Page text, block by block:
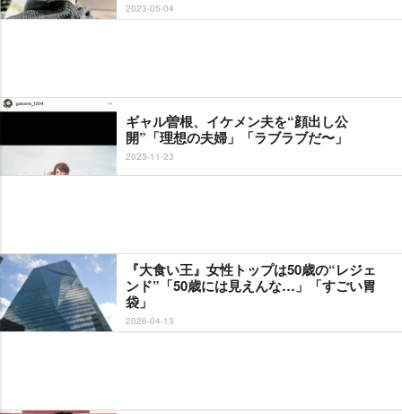
2023-05-04
ギャル曽根、イケメン夫を“顔出し公
開”「理想の夫婦」「ラブラブだ〜」
2023-11-23
『大食い王』女性トップは50歳の“レジェ
ンド”「50歳には見えんな…」「すごい胃
袋」
2026-04-13